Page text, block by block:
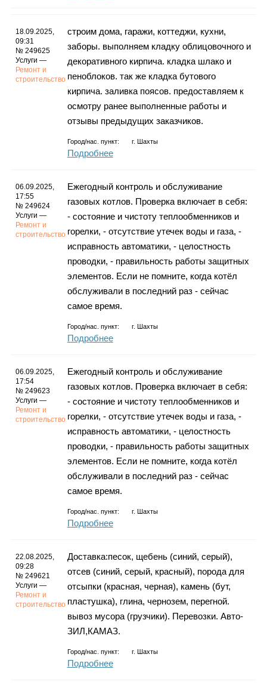
18.09.2025,
09:31
№ 249625
Услуги —
Ремонт и
строительство
строим дома, гаражи, коттеджи, кухни,
заборы. выполняем кладку облицовочного и
декоративного кирпича. кладка шлако и
пеноблоков. так же кладка бутового
кирпича. заливка поясов. предоставляем к
осмотру ранее выполненные работы и
отзывы предыдущих заказчиков.
Город/нас. пункт: г. Шахты
Подробнее
06.09.2025,
17:55
№ 249624
Услуги —
Ремонт и
строительство
Ежегодный контроль и обслуживание
газовых котлов. Проверка включает в себя:
- состояние и чистоту теплообменников и
горелки, - отсутствие утечек воды и газа, -
исправность автоматики, - целостность
проводки, - правильность работы защитных
элементов. Если не помните, когда котёл
обслуживали в последний раз - сейчас
самое время.
Город/нас. пункт: г. Шахты
Подробнее
06.09.2025,
17:54
№ 249623
Услуги —
Ремонт и
строительство
Ежегодный контроль и обслуживание
газовых котлов. Проверка включает в себя:
- состояние и чистоту теплообменников и
горелки, - отсутствие утечек воды и газа, -
исправность автоматики, - целостность
проводки, - правильность работы защитных
элементов. Если не помните, когда котёл
обслуживали в последний раз - сейчас
самое время.
Город/нас. пункт: г. Шахты
Подробнее
22.08.2025,
09:28
№ 249621
Услуги —
Ремонт и
строительство
Доставка:песок, щебень (синий, серый),
отсев (синий, серый, красный), порода для
отсыпки (красная, черная), камень (бут,
пластушка), глина, чернозем, перегной.
вывоз мусора (грузчики). Перевозки. Авто-
ЗИЛ,КАМАЗ.
Город/нас. пункт: г. Шахты
Подробнее